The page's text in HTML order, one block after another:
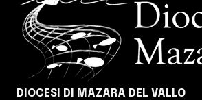
DIOCESI DI MAZARA DEL VALLO